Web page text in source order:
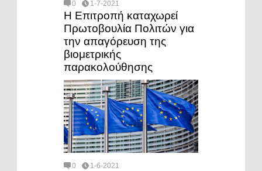
0 1-7-2021
Η Επιτροπή καταχωρεί
Πρωτοβουλία Πολιτών για
την απαγόρευση της
βιομετρικής
παρακολούθησης
0 1-6-2021